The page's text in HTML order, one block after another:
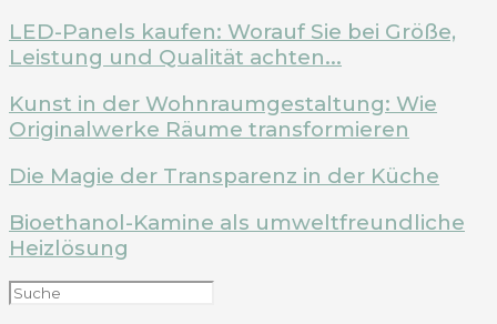
LED-Panels kaufen: Worauf Sie bei Größe,
Leistung und Qualität achten...
Kunst in der Wohnraumgestaltung: Wie
Originalwerke Räume transformieren
Die Magie der Transparenz in der Küche
Bioethanol-Kamine als umweltfreundliche
Heizlösung